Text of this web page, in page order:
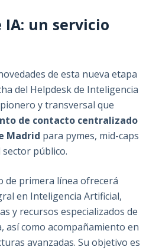
IA: un servicio
de esta nueva etapa
del Helpdesk de Inteligencia
y transversal que
de contacto centralizado
Madrid para pymes, mid-caps
público.
de primera línea ofrecerá
en Inteligencia Artificial,
y recursos especializados de
así como acompañamiento en
avanzadas. Su objetivo es